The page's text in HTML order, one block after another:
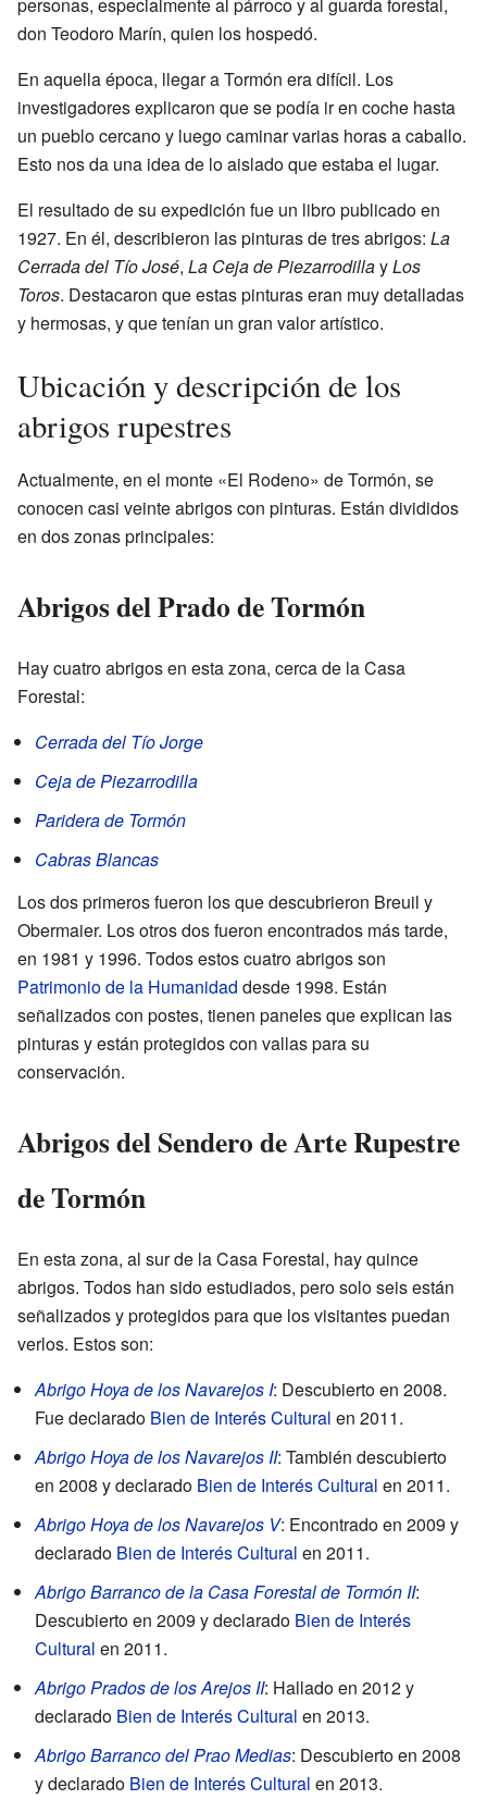
personas, especialmente al párroco y al guarda forestal,
don Teodoro Marín, quien los hospedó.
En aquella época, llegar a Tormón era difícil. Los
investigadores explicaron que se podía ir en coche hasta
un pueblo cercano y luego caminar varias horas a caballo.
Esto nos da una idea de lo aislado que estaba el lugar.
El resultado de su expedición fue un libro publicado en
1927. En él, describieron las pinturas de tres abrigos: La
Cerrada del Tío José, La Ceja de PiezarrodillayLos
Toros. Destacaron que estas pinturas eran muy detalladas
y hermosas, y que tenían un gran valor artístico.
Ubicación y descripción de los
abrigos rupestres
Actualmente, en el monte «El Rodeno» de Tormón, se
conocen casi veinte abrigos con pinturas. Están divididos
en dos zonas principales:
Abrigos del Prado de Tormón
Hay cuatro abrigos en esta zona, cerca de la Casa
Forestal:
Cerrada del Tío Jorge
Ceja de Piezarrodilla
Paridera de Tormón
Cabras Blancas
Los dos primeros fueron los que descubrieron Breuil y
Obermaier. Los otros dos fueron encontrados más tarde,
en 1981 y 1996. Todos estos cuatro abrigos son
Patrimonio de la Humanidad desde 1998. Están
señalizados con postes, tienen paneles que explican las
pinturas y están protegidos con vallas para su
conservación.
Abrigos del Sendero de Arte Rupestre
de Tormón
En esta zona, al sur de la Casa Forestal, hay quince
abrigos. Todos han sido estudiados, pero solo seis están
señalizados y protegidos para que los visitantes puedan
verlos. Estos son:
Abrigo Hoya de los Navarejos I: Descubierto en 2008.
Fue declarado Bien de Interés Cultural en 2011.
Abrigo Hoya de los Navarejos II: También descubierto
en 2008 y declarado Bien de Interés Cultural en 2011.
Abrigo Hoya de los Navarejos V: Encontrado en 2009 y
declarado Bien de Interés Cultural en 2011.
Abrigo Barranco de la Casa Forestal de Tormón II:
Descubierto en 2009 y declarado Bien de Interés
Cultural en 2011.
Abrigo Prados de los Arejos II: Hallado en 2012 y
declarado Bien de Interés Cultural en 2013.
Abrigo Barranco del Prao Medias: Descubierto en 2008
y declarado Bien de Interés Cultural en 2013.